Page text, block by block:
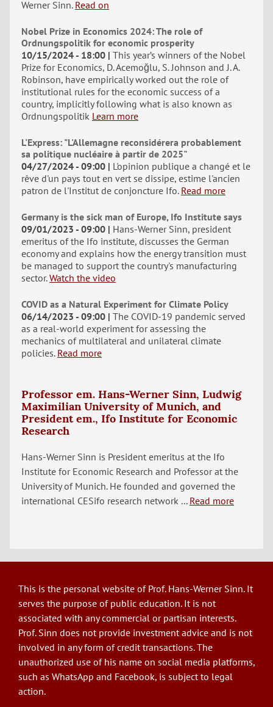
Werner Sinn. Read on
Nobel Prize in Economics 2024: The role of
Ordnungspolitik for economic prosperity
10/15/2024 - 18:00 This year’s winners of the Nobel
Prize for Economics, D. Acemoğlu, S. Johnson and J. A.
Robinson, have empirically worked out the role of
institutional rules for the economic success of a
country, implicitly following what is also known as
Ordnungspolitik Learn more
L'Express: "L'Allemagne reconsidérera probablement
sa politique nucléaire à partir de 2025"
04/27/2024 - 09:00
L'opinion publique a changé et le
rêve d'un pays tout en vert se dissipe, estime l'ancien
patron de l'Institut de conjoncture Ifo. Read more
Germany is the sick man of Europe, Ifo Institute says
09/01/2023 - 09:00
Hans-Werner Sinn, president
emeritus of the Ifo institute, discusses the German
economy and explains how the energy transition must
be managed to support the country's manufacturing
sector. Watch the video
COVID as a Natural Experiment for Climate Policy
06/14/2023 - 09:00 The COVID-19 pandemic served
as a real-world experiment for assessing the
mechanics of multilateral and unilateral climate
policies. Read more
Professor em. Hans-Werner Sinn, Ludwig
Maximilian University of Munich, and
President em., Ifo Institute for Economic
Research
Hans-Werner Sinn is President emeritus at the Ifo
Institute for Economic Research and Professor at the
University of Munich. He founded and governed the
international CESifo research network ... Read more
This is the personal website of Prof. Hans-Werner Sinn. It
serves the purpose of public education. It is not
associated with any commercial or partisan interests.
Prof. Sinn does not provide investment advice and is not
involved in any form of credit transactions. The
unauthorized use of his name on social media platforms,
such as WhatsApp and Facebook, is subject to legal
action.